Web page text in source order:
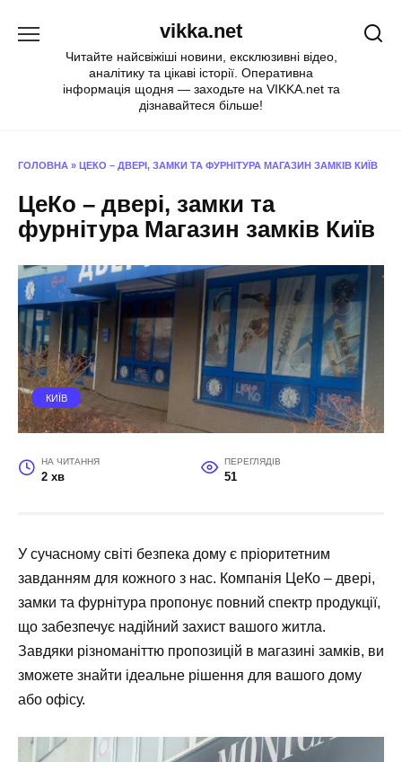
vikka.net
Читайте найсвіжіші новини, ексклюзивні відео,
аналітику та цікаві історії. Оперативна
інформація щодня — заходьте на VIKKA.net та
дізнавайтеся більше!
ГОЛОВНА » ЦЕКО – ДВЕРІ, ЗАМКИ ТА ФУРНІТУРА МАГАЗИН ЗАМКІВ КИЇВ
ЦеКо – двері, замки та
фурнітура Магазин замків Київ
КИЇВ
НА ЧИТАННЯ
2 хв
ПЕРЕГЛЯДІВ
51
У сучасному світі безпека дому є пріоритетним
завданням для кожного з нас. Компанія ЦеКо – двері,
замки та фурнітура пропонує повний спектр продукції,
що забезпечує надійний захист вашого житла.
Завдяки різноманіттю пропозицій в магазині замків, ви
зможете знайти ідеальне рішення для вашого дому
або офісу.